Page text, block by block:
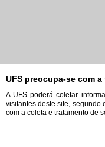
UFS preocupa-se com
A UFS poderá coletar
visitantes deste site, segundo
com a coleta e tratamento de